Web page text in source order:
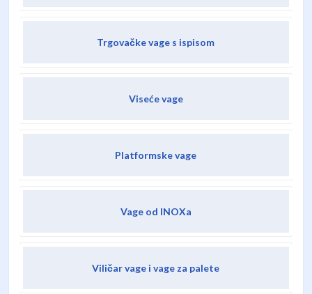
Trgovačke vage s ispisom
Viseće vage
Platformske vage
Vage od INOXa
Viličar vage i vage za palete